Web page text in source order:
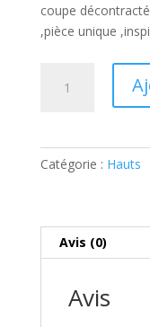
coupe
,pièce unique
Catégorie : Hauts
Avis (0)
Avis